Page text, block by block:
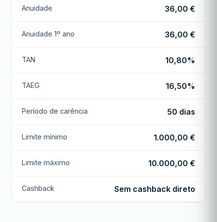
Anuidade 36,00 €
Anuidade 1º ano 36,00 €
TAN 10,80%
TAEG 16,50%
Período de carência 50 dias
Limite mínimo 1.000,00 €
Limite máximo 10.000,00 €
Cashback Sem cashback direto